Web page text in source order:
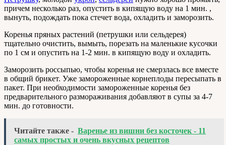
причем несколько раз, опустить в кипящую воду на 1 мин. ,
вынуть, подождать пока стечет вода, охладить и заморозить.
Коренья пряных растений (петрушки или сельдерея)
тщательно очистить, вымыть, порезать на маленькие кусочки
по 1 см и опустить на 1-2 мин. в кипящую воду и охладить.
Заморозить россыпью, чтобы коренья не смерзлась все вместе
в общий брикет. Уже замороженные корнеплоды пересыпать в
пакет. При необходимости замороженные коренья без
предварительного размораживания добавляют в супы за 4-7
мин. до готовности.
Читайте также - Варенье из вишни без косточек - 11
самых простых и очень вкусных рецептов